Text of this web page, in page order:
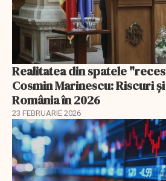
Realitatea din spatele
Cosmin Marinescu: Riscuri
România în 2026
23 FEBRUARIE 2026